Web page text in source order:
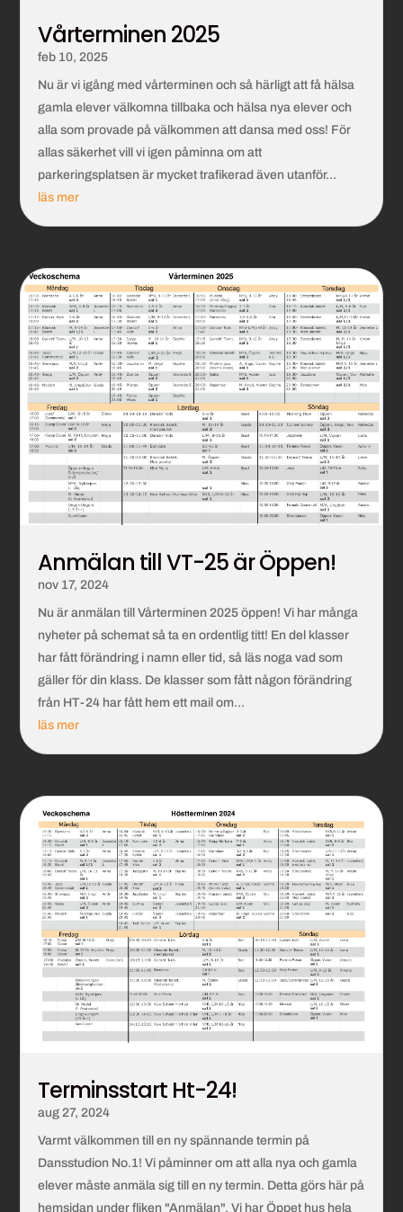
Vårterminen 2025
feb 10, 2025
Nu är vi igång med vårterminen och så härligt att få hälsa
gamla elever välkomna tillbaka och hälsa nya elever och
alla som provade på välkommen att dansa med oss! För
allas säkerhet vill vi igen påminna om att
parkeringsplatsen är mycket trafikerad även utanför...
läs mer
Anmälan till VT-25 är Öppen!
nov 17, 2024
Nu är anmälan till Vårterminen 2025 öppen! Vi har många
nyheter på schemat så ta en ordentlig titt! En del klasser
har fått förändring i namn eller tid, så läs noga vad som
gäller för din klass. De klasser som fått någon förändring
från HT-24 har fått hem ett mail om...
läs mer
Terminsstart Ht-24!
aug 27, 2024
Varmt välkommen till en ny spännande termin på
Dansstudion No.1! Vi påminner om att alla nya och gamla
elever måste anmäla sig till en ny termin. Detta görs här på
hemsidan under fliken "Anmälan". Vi har Öppet hus hela